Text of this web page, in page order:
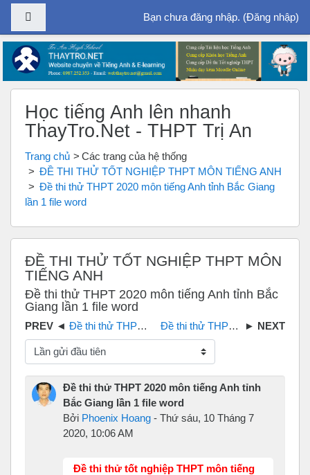
Chuyển tới nội dung chính
Bạn chưa đăng nhập. (Đăng nhập)
Học tiếng Anh lên nhanh
ThayTro.Net - THPT Trị An
Trang chủ
Các trang của hệ thống
ĐỀ THI THỬ TỐT NGHIỆP THPT MÔN TIẾNG ANH
Đề thi thử THPT 2020 môn tiếng Anh tỉnh Bắc Giang
lần 1 file word
ĐỀ THI THỬ TỐT NGHIỆP THPT MÔN
TIẾNG ANH
Đề thi thử THPT 2020 môn tiếng Anh tỉnh Bắc
Giang lần 1 file word
Đề thi thử THPT 2019 môn Tiếng Anh tỉnh Long An Đề thi thử THPT 2020 môn Anh SGD tỉnh Hưng Yên file word
Chế độ hiển thị
Đề thi thử THPT 2020 môn tiếng Anh tỉnh
Bắc Giang lần 1 file word
Bởi Phoenix Hoang - Thứ sáu, 10 Tháng 7
2020, 10:06 AM
Đề thi thử tốt nghiệp THPT môn tiếng